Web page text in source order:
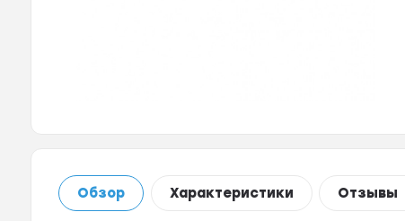
Обзор Характеристики Отзывы